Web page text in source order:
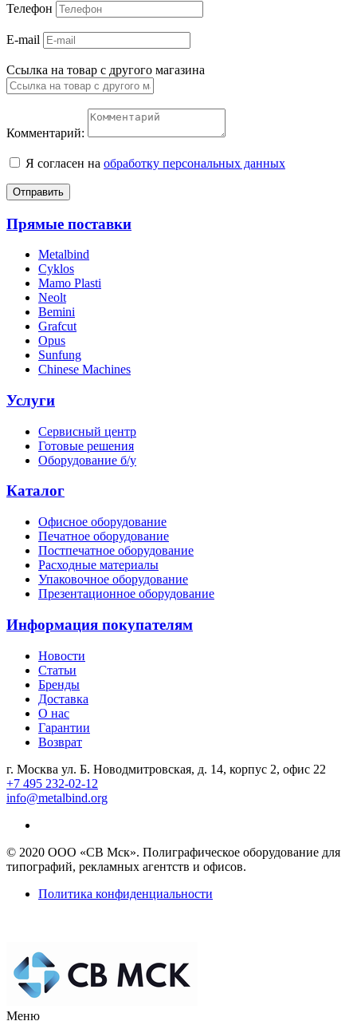
Телефон
E-mail
Ссылка на товар с другого магазина
Комментарий:
Я согласен на обработку персональных данных
Отправить
Прямые поставки
Metalbind
Cyklos
Mamo Plasti
Neolt
Bemini
Grafcut
Opus
Sunfung
Chinese Machines
Услуги
Сервисный центр
Готовые решения
Оборудование б/у
Каталог
Офисное оборудование
Печатное оборудование
Постпечатное оборудование
Расходные материалы
Упаковочное оборудование
Презентационное оборудование
Информация покупателям
Новости
Статьи
Бренды
Доставка
О нас
Гарантии
Возврат
г. Москва ул. Б. Новодмитровская, д. 14, корпус 2, офис 22
+7 495 232-02-12
info@metalbind.org
© 2020 ООО «СВ Мск». Полиграфическое оборудование для
типографий, рекламных агентств и офисов.
Политика конфиденциальности
Меню